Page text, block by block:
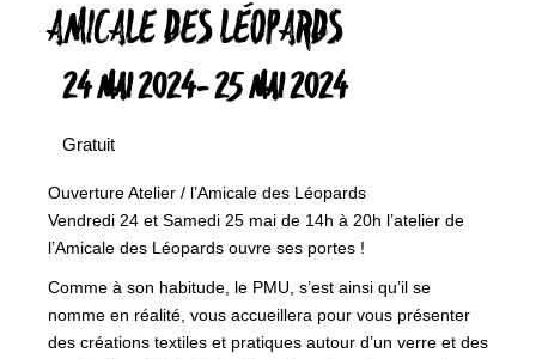
AMICALE DES LÉOPARDS
24 MAI 2024-25 MAI 2024
Gratuit
Ouverture Atelier / l’Amicale des Léopards
Vendredi 24 et Samedi 25 mai de 14h à 20h l’atelier de
l’Amicale des Léopards ouvre ses portes !
Comme à son habitude, le PMU, s’est ainsi qu’il se
nomme en réalité, vous accueillera pour vous présenter
des créations textiles et pratiques autour d’un verre et des